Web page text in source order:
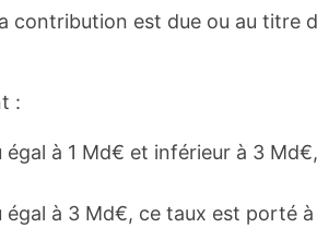
contribution est due ou au titre
:
à 1 Md€ et inférieur à 3
à 3 Md€, ce taux est porté à